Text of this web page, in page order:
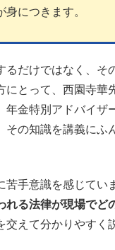
身につきます。
るだけではなく、そ
にとって、西園寺華
年金特別アドバイザ
その知識を講義にふ
苦手意識を感じてい
れる法律が現場でど
交えて分かりやすく